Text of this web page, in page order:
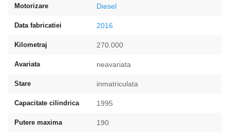
Motorizare Diesel
Data fabricatiei 2016
Kilometraj 270.000
Avariata neavariata
Stare inmatriculata
Capacitate cilindrica 1995
Putere maxima 190